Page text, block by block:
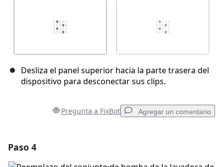
Desliza el panel superior hacia la parte trasera del
dispositivo para desconectar sus clips.
Pregunta a FixBot Agregar un comentario
Paso 4